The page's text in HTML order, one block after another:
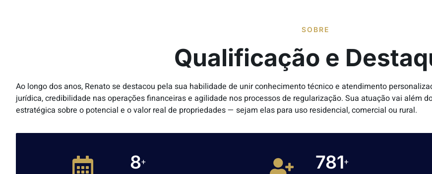
SOBRE
Qualificação e
Ao longo dos anos, Renato se destacou pela sua habilidade de unir conhecimento técnico e atendimento
jurídica, credibilidade nas operações financeiras e agilidade nos processos de regularização. Sua atuação vai além
estratégica sobre o potencial e o valor real de propriedades — sejam elas para uso residencial, comercial ou rural.
11+ 1000